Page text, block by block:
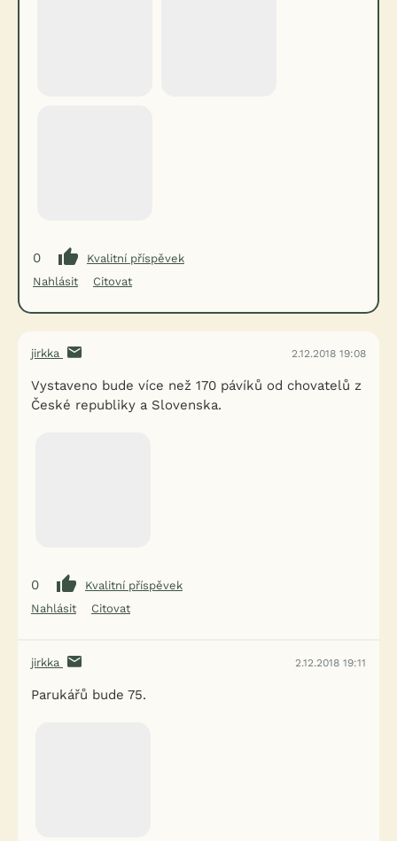
0
Kvalitní příspěvek
Nahlásit
Citovat
jirkka 2.12.2018 19:08
Vystaveno bude více než 170 pávíků od chovatelů z
České republiky a Slovenska.
0
Kvalitní příspěvek
Nahlásit
Citovat
jirkka 2.12.2018 19:11
Parukářů bude 75.